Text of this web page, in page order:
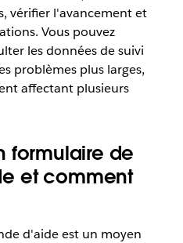
vérifier l'avancement et
Vous pouvez
les données de suivi
problèmes plus larges,
affectant plusieurs
formulaire de
et comment
d'aide est un moyen